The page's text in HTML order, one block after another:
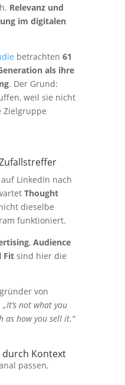
Relevanz und
im digitalen
betrachten 61
als ihre
. Der Grund:
weil sie nicht
Zielgruppe
LinkedIn nach
Thought
dieselbe
funktioniert.
, Audience
Fitsind hier die
von
„It’s not what you
as how you sell it.“
Kontext
passen,